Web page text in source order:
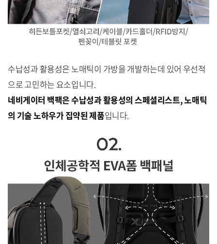
수납성과 활용성은 노매틱이 가방을 개발하는데 있어 우선적
으로 고민하는 요소입니다.
네비게이터 백팩은 수납성과 활용성의 스페셜리스트, 노매틱
의 기술 노하우가 집약된 제품입니다.